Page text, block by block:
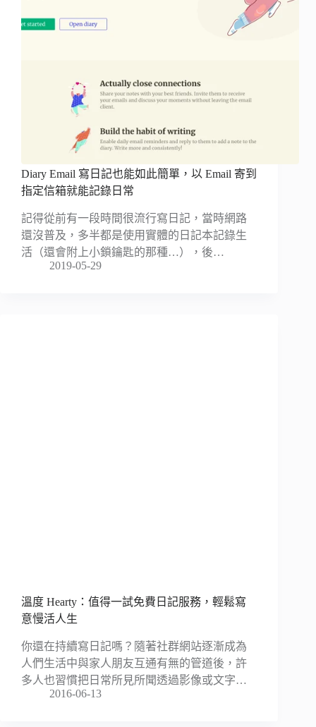
Diary Email 寫日記也能如此簡單，以 Email 寄到
指定信箱就能記錄日常
記得從前有一段時間很流行寫日記，當時網路
還沒普及，多半都是使用實體的日記本記錄生
活（還會附上小鎖鑰匙的那種…），後…
2019-05-29
溫度 Hearty：值得一試免費日記服務，輕鬆寫
意慢活人生
你還在持續寫日記嗎？隨著社群網站逐漸成為
人們生活中與家人朋友互通有無的管道後，許
多人也習慣把日常所見所聞透過影像或文字…
2016-06-13